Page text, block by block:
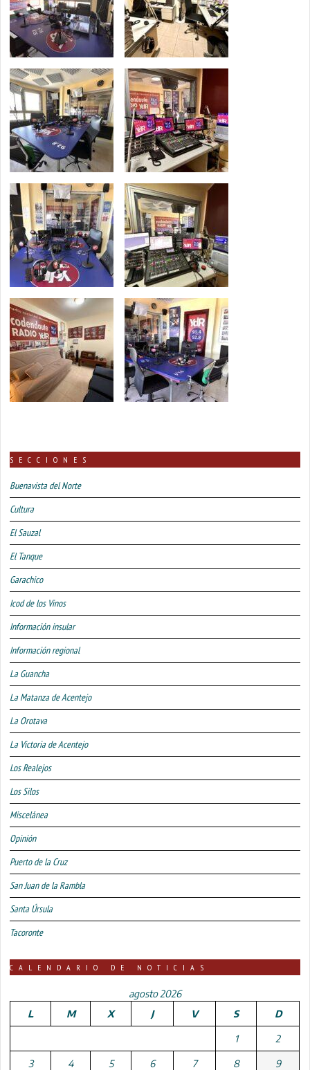
SECCIONES
Buenavista del Norte
Cultura
El Sauzal
El Tanque
Garachico
Icod de los Vinos
Información insular
Información regional
La Guancha
La Matanza de Acentejo
La Orotava
La Victoria de Acentejo
Los Realejos
Los Silos
Miscelánea
Opinión
Puerto de la Cruz
San Juan de la Rambla
Santa Úrsula
Tacoronte
CALENDARIO DE NOTICIAS
agosto 2026
L
M X J V S D
1 2
3 4 5 6 7 8 9